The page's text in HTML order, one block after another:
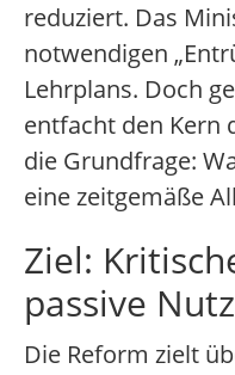
reduziert. Das
notwendigen
Lehrplans. Doch
entfacht den Kern
die Grundfrage:
eine zeitgemäße
Ziel:
passive
Die Reform zielt